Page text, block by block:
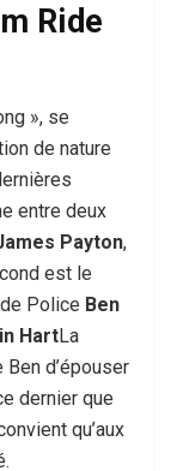
Ride
», se
de nature
entre deux
Payton,
est le
Police Ben
HartLa
d’épouser
dernier que
qu’aux